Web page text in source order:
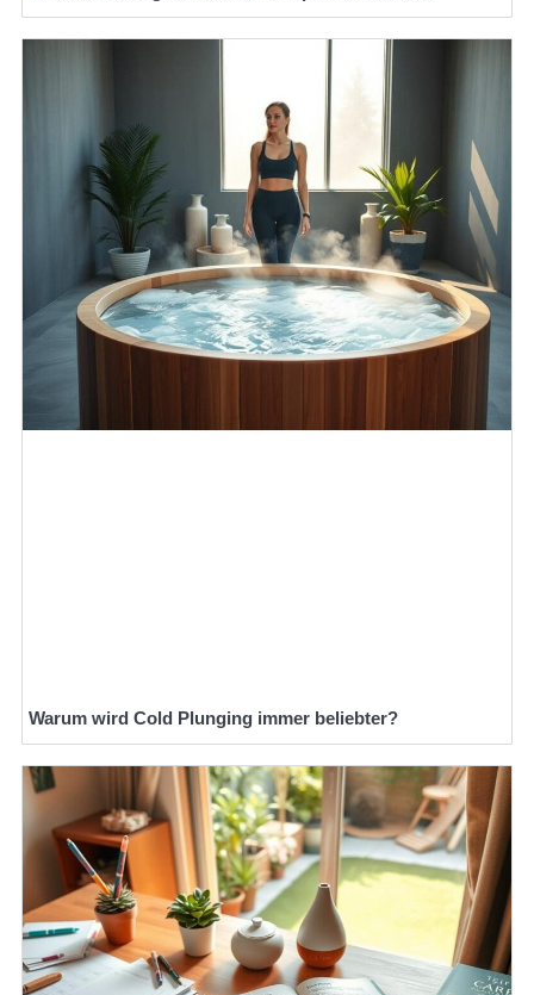
Warum wird Cold Plunging immer beliebter?